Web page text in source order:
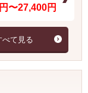
〜27,400円
て見る